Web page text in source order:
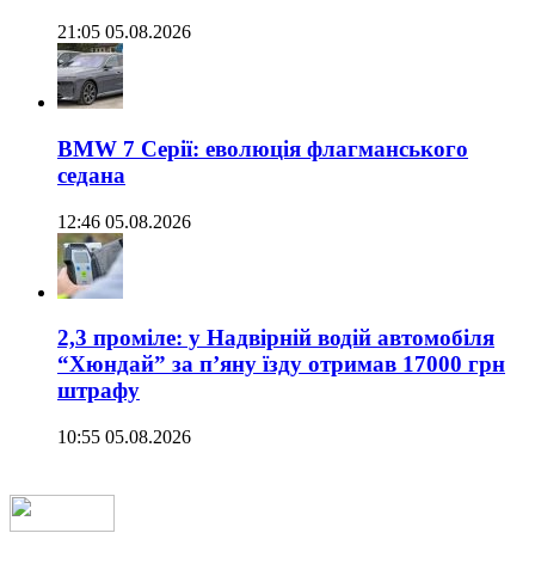
21:05 05.08.2026
BMW 7 Серії: еволюція флагманського
седана
12:46 05.08.2026
2,3 проміле: у Надвірній водій автомобіля
“Хюндай” за п’яну їзду отримав 17000 грн
штрафу
10:55 05.08.2026